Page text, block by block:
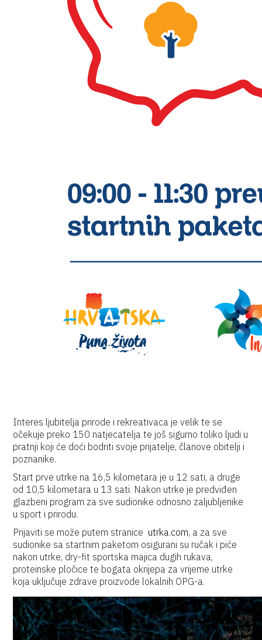
Interes ljubitelja prirode i rekreativaca je velik te se
očekuje preko 150 natjecatelja te još sigurno toliko ljudi u
pratnji koji će doći bodriti svoje prijatelje, članove obitelji i
poznanike.
Start prve utrke na 16,5 kilometara je u 12 sati, a druge
od 10,5 kilometara u 13 sati. Nakon utrke je predviđen
glazbeni program za sve sudionike odnosno zaljubljenike
u sport i prirodu.
Prijaviti se može putem stranice utrka.com, a za sve
sudionike sa startnim paketom osigurani su ručak i piće
nakon utrke, dry-fit sportska majica dugih rukava,
proteinske pločice te bogata okrijepa za vrijeme utrke
koja uključuje zdrave proizvode lokalnih OPG-a.